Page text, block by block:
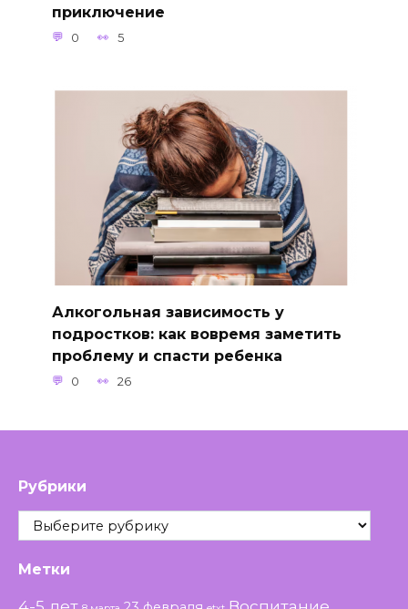
приключение
0 5
Алкогольная зависимость у
подростков: как вовремя заметить
проблему и спасти ребенка
0 26
Рубрики
Рубрики
Метки